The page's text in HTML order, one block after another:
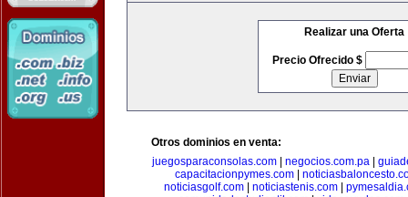
Realizar una Oferta
Precio Ofrecido $
Otros dominios en venta:
juegosparaconsolas.com| negocios.com.pa|
capacitacionpymes.com|
noticiasgolf.com| noticiastenis.com|